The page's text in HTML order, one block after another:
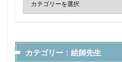
カテゴリー：絵師先生